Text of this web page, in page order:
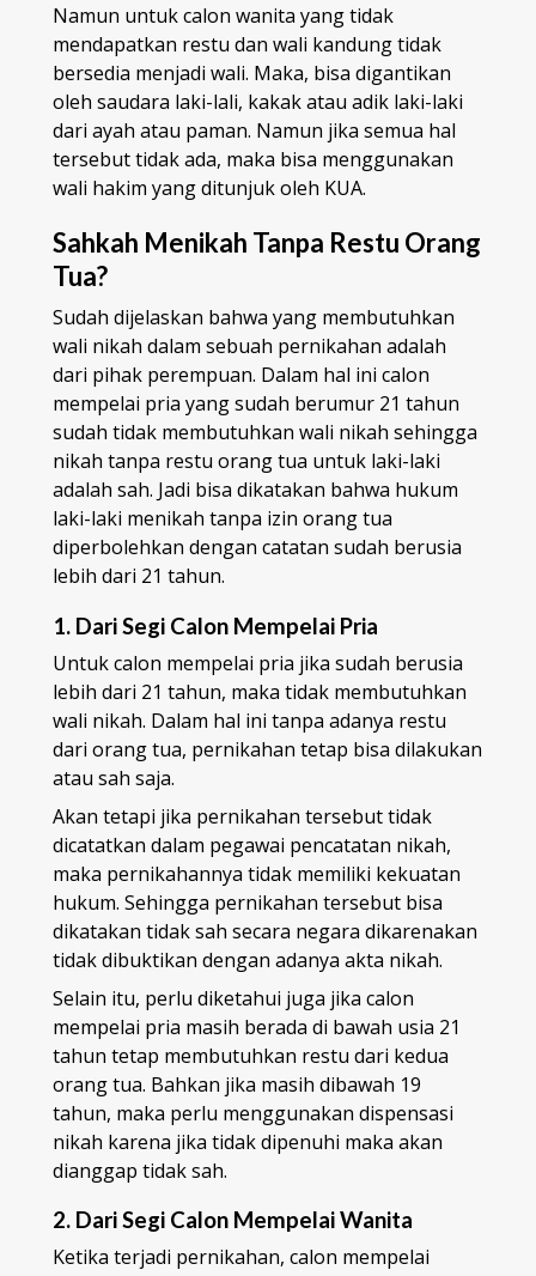
Namun untuk calon wanita yang tidak
mendapatkan restu dan wali kandung tidak
bersedia menjadi wali. Maka, bisa digantikan
oleh saudara laki-lali, kakak atau adik laki-laki
dari ayah atau paman. Namun jika semua hal
tersebut tidak ada, maka bisa menggunakan
wali hakim yang ditunjuk oleh KUA.
Sahkah Menikah Tanpa Restu Orang
Tua?
Sudah dijelaskan bahwa yang membutuhkan
wali nikah dalam sebuah pernikahan adalah
dari pihak perempuan. Dalam hal ini calon
mempelai pria yang sudah berumur 21 tahun
sudah tidak membutuhkan wali nikah sehingga
nikah tanpa restu orang tua untuk laki-laki
adalah sah. Jadi bisa dikatakan bahwa hukum
laki-laki menikah tanpa izin orang tua
diperbolehkan dengan catatan sudah berusia
lebih dari 21 tahun.
1. Dari Segi Calon Mempelai Pria
Untuk calon mempelai pria jika sudah berusia
lebih dari 21 tahun, maka tidak membutuhkan
wali nikah. Dalam hal ini tanpa adanya restu
dari orang tua, pernikahan tetap bisa dilakukan
atau sah saja.
Akan tetapi jika pernikahan tersebut tidak
dicatatkan dalam pegawai pencatatan nikah,
maka pernikahannya tidak memiliki kekuatan
hukum. Sehingga pernikahan tersebut bisa
dikatakan tidak sah secara negara dikarenakan
tidak dibuktikan dengan adanya akta nikah.
Selain itu, perlu diketahui juga jika calon
mempelai pria masih berada di bawah usia 21
tahun tetap membutuhkan restu dari kedua
orang tua. Bahkan jika masih dibawah 19
tahun, maka perlu menggunakan dispensasi
nikah karena jika tidak dipenuhi maka akan
dianggap tidak sah.
2. Dari Segi Calon Mempelai Wanita
Ketika terjadi pernikahan, calon mempelai